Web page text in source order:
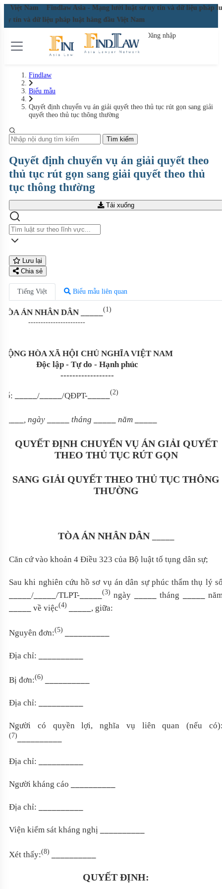
Việt Nam
Findlaw Asia - Mạng lưới luật sư uy tín và dữ liệu pháp
tín và dữ liệu pháp luật hàng đầu Việt Nam
Đăng nhập
Findlaw
Biểu mẫu
Quyết định chuyển vụ án giải quyết theo thủ tục rút gọn sang giải
quyết theo thủ tục thông thường
Tìm kiếm
Quyết định chuyển vụ án giải quyết theo
thủ tục rút gọn sang giải quyết theo thủ
tục thông thường
Tải xuống
Lưu lại
Chia sẻ
Tiếng Việt Biểu mẫu liên quan
TÒA ÁN NHÂN DÂN _____ (1)
-----------------------
CỘNG HÒA XÃ HỘI CHỦ NGHĨA VIỆT NAM
Độc lập - Tự do - Hạnh phúc
------------------
Số: / /QĐPT- (2)
, ngày tháng năm
QUYẾT ĐỊNH CHUYỂN VỤ ÁN GIẢI QUYẾT
THEO THỦ TỤC RÚT GỌN
SANG GIẢI QUYẾT THEO THỦ TỤC THÔNG
THƯỜNG
TÒA ÁN NHÂN DÂN
Căn cứ vào khoản 4 Điều 323 của Bộ luật tố tụng dân sự;
Sau khi nghiên cứu hồ sơ vụ án dân sự phúc thẩm thụ lý
/ /TLPT- (3) ngày tháng
về việc(4) , giữa:
Nguyên đơn:(5)
Địa chỉ:
Bị đơn:(6)
Địa chỉ:
Người có quyền lợi, nghĩa vụ liên quan (nếu
(7)
Địa chỉ:
Người kháng cáo
Địa chỉ:
Viện kiểm sát kháng nghị
Xét thấy:(8)
QUYẾT ĐỊNH: